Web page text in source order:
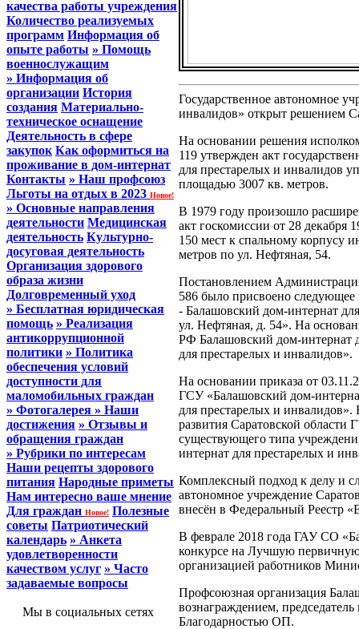
качества работы учреждения
Количество реализуемых
программ Информация об
опыте работы » Помощь
военнослужащим
» Информация об
организации История
создания Материально-
техническое оснащение
Деятельность в сфере
закупок Как оформиться на
проживание в дом-интернат
Контакты » Наш профсоюз
Льготы на отдых в 2023 Новое!
» Основные направления
деятельности Медицинская
деятельность Культурно-
досуговая деятельность
Организация здорового
образа жизни
Долговременный уход
» Бесплатная юридическая
помощь » Реализация
антикоррупционной
политики » Политика
обеспечения условий
доступности для
маломобильных граждан
» Фотогалерея » Наши
достижения » Отзывы и
обращения граждан
» Рубрики по интересам
Наши рецепты здорового
питания Народные приметы
Нам интересно ваше мнение
Для граждан Новое! Полезные
советы Патриотический
календарь » Анкета
удовлетворенности
качеством услуг » Часто
задаваемые вопросы
Мы в социальных сетях
Государственное автономное
инвалидов» открыт решением
На основании решения
119 утвержден акт
для престарелых и инвалидов
площадью 3007 кв. метров.
В 1979 году произошло
акт госкомиссии от 28 декабря
150 мест к спальному корпусу
метров по ул. Нефтяная, 54.
Постановлением
586 было присвоено следующее
- Балашовский дом-интернат
ул. Нефтяная, д. 54». На
РФ Балашовский дом-интернат
для престарелых и инвалидов».
На основании приказа от
ГСУ «Балашовский дом-
для престарелых и
развития Саратовской
существующего типа
интернат для престарелых и
Комплексный подход к делу и
автономное учреждение
внесён в Федеральный Реестр
В феврале 2018 года ГАУ СО
конкурсе на Лучшую
организацией работников
Профсоюзная организация
вознаграждением,
Благодарностью ОП.